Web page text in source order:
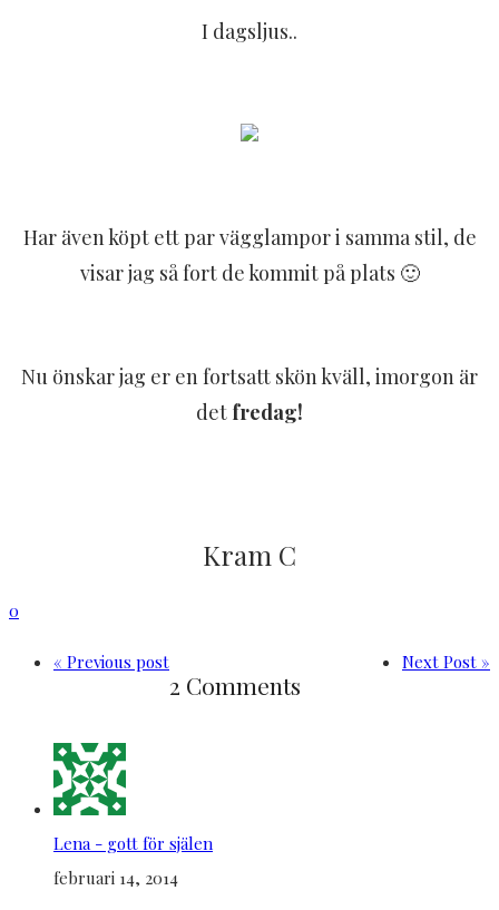
I dagsljus..
Har även köpt ett par vägglampor i samma stil, de
visar jag så fort de kommit på plats 🙂
Nu önskar jag er en fortsatt skön kväll, imorgon är
det fredag!
Kram C
0
« Previous post Next Post »
2 Comments
Lena - gott för själen
februari 14, 2014